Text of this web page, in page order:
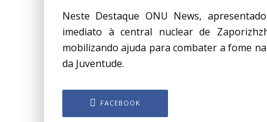
Neste Destaque ONU News,
imediato à central nuclear de
mobilizando ajuda para combater a fome
da Juventude.
FACEBOOK